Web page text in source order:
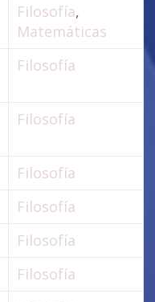
Filosofía,
Matemáticas
Filosofía
Filosofía
Filosofía
Filosofía
Filosofía
Filosofía